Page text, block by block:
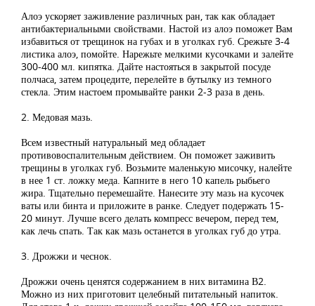
Алоэ ускоряет заживление различных ран, так как обладает
антибактериальными свойствами. Настой из алоэ поможет Вам
избавиться от трещинок на губах и в уголках губ. Срежьте 3-4
листика алоэ, помойте. Нарежьте мелкими кусочками и залейте
300-400 мл. кипятка. Дайте настояться в закрытой посуде
полчаса, затем процедите, перелейте в бутылку из темного
стекла. Этим настоем промывайте ранки 2-3 раза в день.
2. Медовая мазь.
Всем известный натуральный мед обладает
противовоспалительным действием. Он поможет заживить
трещины в уголках губ. Возьмите маленькую мисочку, налейте
в нее 1 ст. ложку меда. Капните в него 10 капель рыбьего
жира. Тщательно перемешайте. Нанесите эту мазь на кусочек
ваты или бинта и приложите в ранке. Следует подержать 15-
20 минут. Лучше всего делать компресс вечером, перед тем,
как лечь спать. Так как мазь останется в уголках губ до утра.
3. Дрожжи и чеснок.
Дрожжи очень ценятся содержанием в них витамина В2.
Можно из них приготовит целебный питательный напиток.